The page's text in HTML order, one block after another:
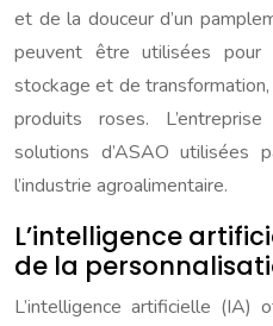
et de la douceur d’un
peuvent être utilisées
stockage et de
produits roses.
solutions d’ASAO utilisées
l’industrie agroalimentaire.
L’intelligence
de la
L’intelligence artificielle (IA)